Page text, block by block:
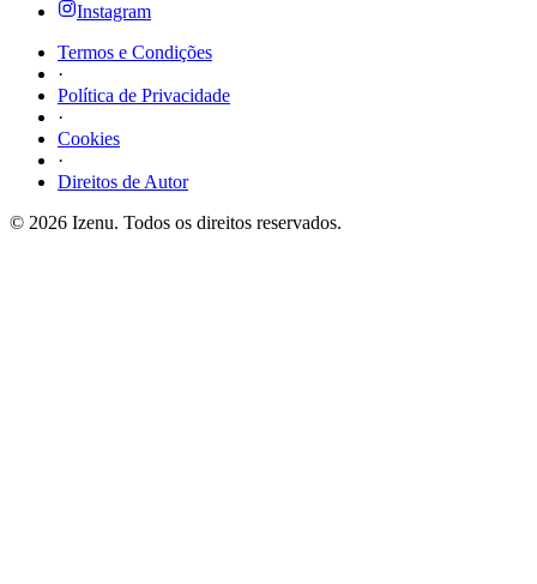
Instagram
Termos e Condições
·
Política de Privacidade
·
Cookies
·
Direitos de Autor
© 2026 Izenu. Todos os direitos reservados.